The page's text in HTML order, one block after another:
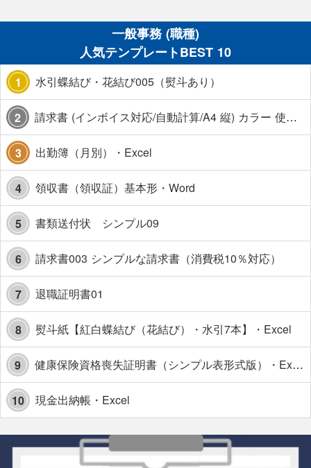
一般事務 (職種)
人気テンプレートBEST 10
1 水引蝶結び・花結び005（熨斗あり）
2 請求書 (インボイス対応/自動計算/A4 縦) カラー 使い方解説あり
3 出勤簿（月別）・Excel
4 領収書（領収証）基本形・Word
5 書類送付状 シンプル09
6 請求書003 シンプルな請求書（消費税10％対応）
7 退職証明書01
8 熨斗紙【紅白蝶結び（花結び）・水引7本】・Excel
9 健康保険資格喪失証明書（シンプル表形式版）・Excel【見本付き】
10 現金出納帳・Excel